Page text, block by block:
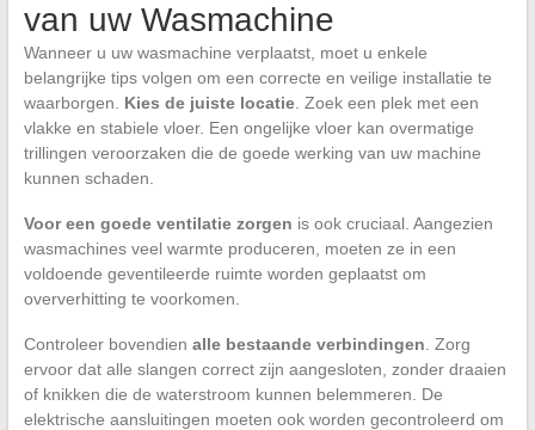
van uw Wasmachine
Wanneer u uw wasmachine verplaatst, moet u enkele
belangrijke tips volgen om een correcte en veilige installatie te
waarborgen. Kies de juiste locatie. Zoek een plek met een
vlakke en stabiele vloer. Een ongelijke vloer kan overmatige
trillingen veroorzaken die de goede werking van uw machine
kunnen schaden.
Voor een goede ventilatie zorgen is ook cruciaal. Aangezien
wasmachines veel warmte produceren, moeten ze in een
voldoende geventileerde ruimte worden geplaatst om
oververhitting te voorkomen.
Controleer bovendien alle bestaande verbindingen . Zorg
ervoor dat alle slangen correct zijn aangesloten, zonder draaien
of knikken die de waterstroom kunnen belemmeren. De
elektrische aansluitingen moeten ook worden gecontroleerd om